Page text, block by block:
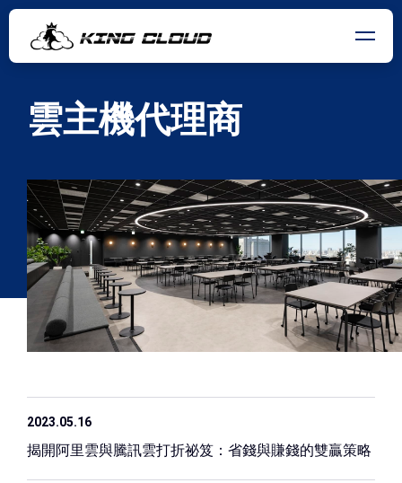
雲主機代理商
2023.05.16
揭開阿里雲與騰訊雲打折祕笈：省錢與賺錢的雙贏策略